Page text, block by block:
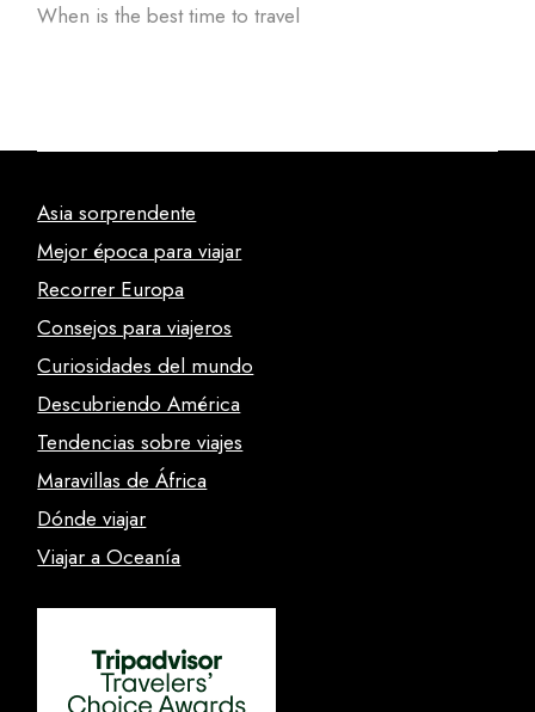
When is the best time to travel
Asia sorprendente
Mejor época para viajar
Recorrer Europa
Consejos para viajeros
Curiosidades del mundo
Descubriendo América
Tendencias sobre viajes
Maravillas de África
Dónde viajar
Viajar a Oceanía